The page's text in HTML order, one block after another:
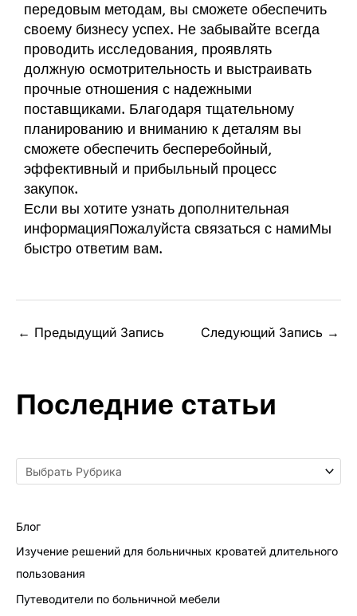
Последние статьи
Блог
Изучение решений для больничных кроватей длительного
пользования
Путеводители по больничной мебели
передовым методам, вы сможете обеспечить
своему бизнесу успех. Не забывайте всегда
проводить исследования, проявлять
должную осмотрительность и выстраивать
прочные отношения с надежными
поставщиками. Благодаря тщательному
планированию и вниманию к деталям вы
сможете обеспечить бесперебойный,
эффективный и прибыльный процесс
закупок.
Если вы хотите узнать дополнительная
информацияПожалуйста связаться с намиМы
быстро ответим вам.
← Предыдущий Запись Следующий Запись →